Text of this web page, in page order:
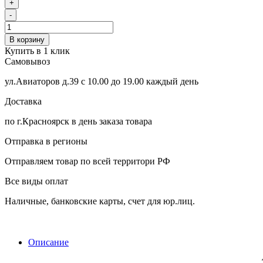
+
-
В корзину
Купить в 1 клик
Самовывоз
ул.Авиаторов д.39 с 10.00 до 19.00 каждый день
Доставка
по г.Красноярск в день заказа товара
Отправка в регионы
Отправляем товар по всей территори РФ
Все виды оплат
Наличные, банковские карты, счет для юр.лиц.
Описание